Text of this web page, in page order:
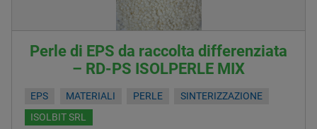
Perle di EPS da raccolta differenziata
– RD-PS ISOLPERLE MIX
EPS MATERIALI PERLE
SINTERIZZAZIONE
ISOLBIT SRL